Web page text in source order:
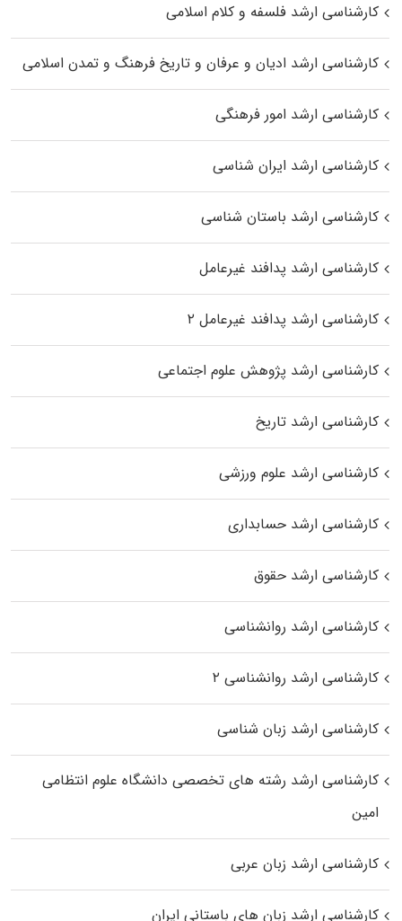
کارشناسی ارشد فلسفه و کلام اسلامی
کارشناسی ارشد ادیان و عرفان و تاریخ فرهنگ و تمدن اسلامی
کارشناسی ارشد امور فرهنگی
کارشناسی ارشد ایران شناسی
کارشناسی ارشد باستان شناسی
کارشناسی ارشد پدافند غیرعامل
کارشناسی ارشد پدافند غیرعامل ۲
کارشناسی ارشد پژوهش علوم اجتماعی
کارشناسی ارشد تاریخ
کارشناسی ارشد علوم ورزشی
کارشناسی ارشد حسابداری
کارشناسی ارشد حقوق
کارشناسی ارشد روانشناسی
کارشناسی ارشد روانشناسی ۲
کارشناسی ارشد زبان شناسی
کارشناسی ارشد رﺷﺘﻪ ﻫﺎی تخصصی داﻧﺸﮕﺎه ﻋﻠﻮم انتظامی
اﻣﻴﻦ
کارشناسی ارشد زبان عربی
کارشناسی ارشد زبان‌ های باستانی ایران